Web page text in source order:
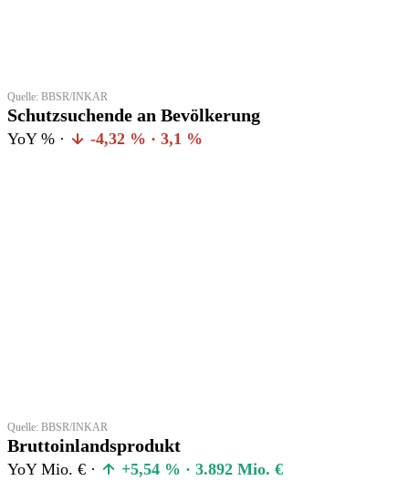
Quelle: BBSR/INKAR
Schutzsuchende an Bevölkerung
YoY % · -4,32 % · 3,1 %
Quelle: BBSR/INKAR
Bruttoinlandsprodukt
YoY Mio. € · +5,54 % · 3.892 Mio. €